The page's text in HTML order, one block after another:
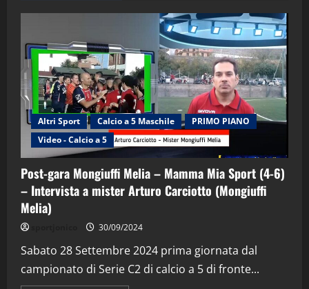
Altri Sport Calcio a 5 Maschile
PRIMO PIANO
Video - Calcio a 5
Post-gara Mongiuffi Melia – Mamma Mia Sport (4-6)
– Intervista a mister Arturo Carciotto (Mongiuffi
Melia)
30/09/2024
Sabato 28 Settembre 2024 prima giornata dal
campionato di Serie C2 di calcio a 5 di fronte...
2
"SportEmpire" in Podcast Sport News
“SportEmpire” in Podcast: 29^ Puntata
(Martedi 28 Aprile 2026)
28/04/2026
3
“SportEmpire” in Podcast: 28^ Puntata
(Martedi 21 Aprile 2026)
21/04/2026